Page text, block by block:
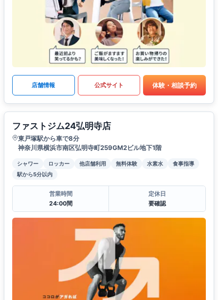
店舗情報 公式サイト 体験・相談予約
ファストジム24弘明寺店
東戸塚駅から車で8分
神奈川県横浜市南区弘明寺町259GM2ビル地下1階
シャワー ロッカー 他店舗利用 無料体験 水素水
食事指導
駅から5分以内
営業時間
24:00間
定休日
要確認